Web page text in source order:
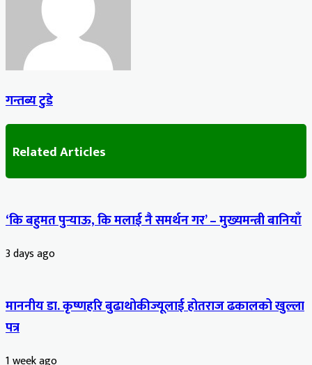
गन्तब्य टुडे
Related Articles
‘कि बहुमत पुर्‍याऊ, कि मलाई नै समर्थन गर’ – मुख्यमन्त्री बानियाँ
3 days ago
माननीय डा. कृष्णहरि बुढाथोकीज्यूलाई होतराज ढकालको खुल्ला
पत्र
1 week ago